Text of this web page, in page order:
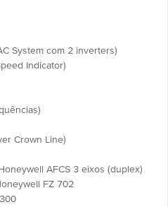
System com 2 inverters)
Indicator)
Crown Line)
AFCS 3 eixos (duplex)
FZ 702